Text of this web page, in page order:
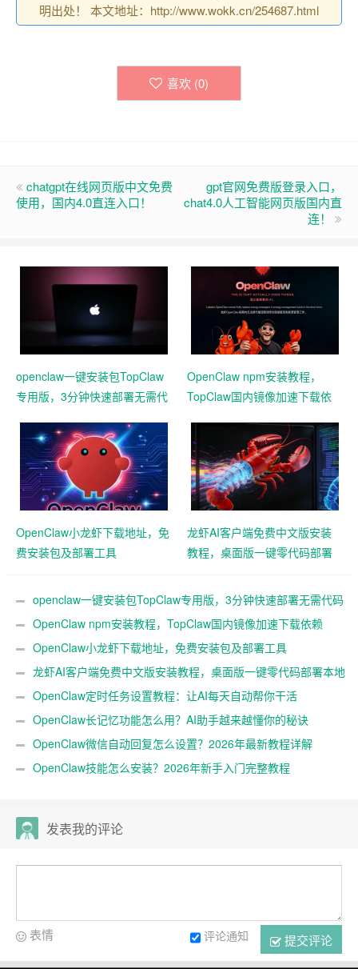
明出处！ 本文地址：http://www.wokk.cn/254687.html
喜欢 (0)
chatgpt在线网页版中文免费
使用，国内4.0直连入口！
gpt官网免费版登录入口，
chat4.0人工智能网页版国内直
连！
openclaw一键安装包TopClaw
专用版，3分钟快速部署无需代
OpenClaw npm安装教程，
TopClaw国内镜像加速下载依
OpenClaw小龙虾下载地址，免
费安装包及部署工具
龙虾AI客户端免费中文版安装
教程，桌面版一键零代码部署
openclaw一键安装包TopClaw专用版，3分钟快速部署无需代码
基础OpenClaw npm安装教程，TopClaw国内镜像加速下载依赖
OpenClaw小龙虾下载地址，免费安装包及部署工具
龙虾AI客户端免费中文版安装教程，桌面版一键零代码部署本地
大模型3分钟实测
OpenClaw定时任务设置教程：让AI每天自动帮你干活
OpenClaw长记忆功能怎么用？AI助手越来越懂你的秘诀
OpenClaw微信自动回复怎么设置？2026年最新教程详解
OpenClaw技能怎么安装？2026年新手入门完整教程
发表我的评论
提交评论
评论通知
表情